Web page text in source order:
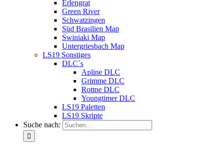
Erlengrat
Green River
Schwatzingen
Süd Brasilien Map
Swiniaki Map
Untergriesbach Map
LS19 Sonstiges
DLC`s
Apline DLC
Grimme DLC
Rottne DLC
Youngtimer DLC
LS19 Paletten
LS19 Skripte
Suche nach: